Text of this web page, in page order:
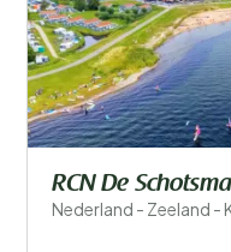
RCN De
Nederland - Zeeland -